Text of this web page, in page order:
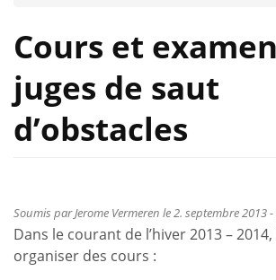
Cours et
juges de saut
d’obstacles
Soumis parJerome Vermeren le 2. septembre 2013
Dans le courant de l’hiver 2013 – 2014,
organiser des cours :